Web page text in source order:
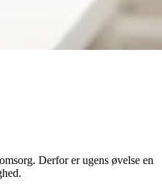
Derfor er ugens øvelse en